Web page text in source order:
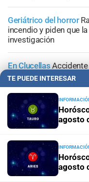
Geriátrico del horror
incendio y piden que
investigación
En Clucellas
camión frigorífico y
+Información
TE PUEDE INTERESAR
agosto
agosto